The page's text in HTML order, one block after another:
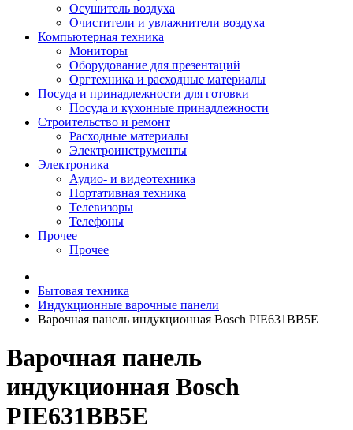
Осушитель воздуха
Очистители и увлажнители воздуха
Компьютерная техника
Мониторы
Оборудование для презентаций
Оргтехника и расходные материалы
Посуда и принадлежности для готовки
Посуда и кухонные принадлежности
Строительство и ремонт
Расходные материалы
Электроинструменты
Электроника
Аудио- и видеотехника
Портативная техника
Телевизоры
Телефоны
Прочее
Прочее
Бытовая техника
Индукционные варочные панели
Варочная панель индукционная Bosch PIE631BB5E
Варочная панель
индукционная Bosch
PIE631BB5E